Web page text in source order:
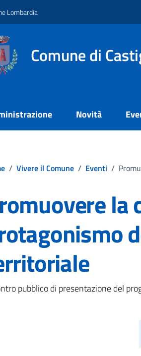
Lombardia
Comune di
Novità
/ Vivere il Comune / Eventi /
la
pubblico di presentazione del